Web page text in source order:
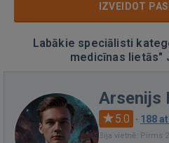
IZVEIDOT
Labākie speciālisti
medicīnas lietās"
Arsenijs
5.0 · 188
Bija vietnē: Pirms